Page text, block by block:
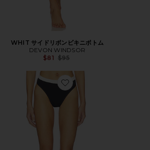
WHIT サイドリボンビキニボトム
DEVON WINDSOR
$81 Previous price:
$95
Favorite FRENCHI ビキニボトム